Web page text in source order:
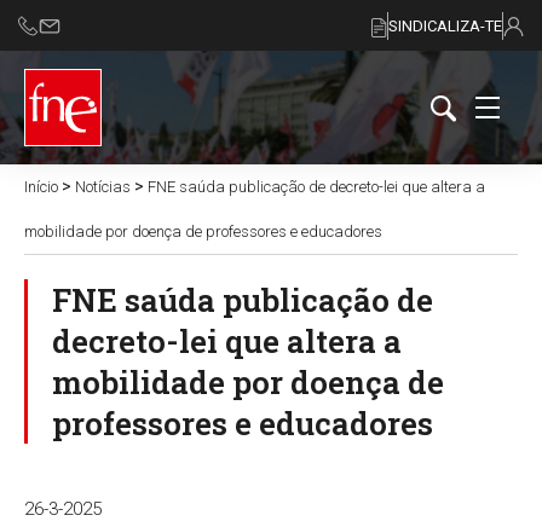
SINDICALIZA-TE
Início > Notícias > FNE saúda publicação de decreto-lei que altera a
mobilidade por doença de professores e educadores
FNE saúda publicação de
decreto-lei que altera a
mobilidade por doença de
professores e educadores
26-3-2025